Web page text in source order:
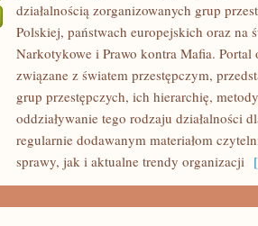
PRAWO
KONTRA
MAFIA
działalnością zorganizowanych grup
Polskiej, państwach europejskich oraz na
Narkotykowe i Prawo kontra Mafia.
związane z światem przestępczym,
grup przestępczych, ich hierarchię,
oddziaływanie tego rodzaju działalności
regularnie dodawanym materiałom
sprawy, jak i aktualne trendy organizacji